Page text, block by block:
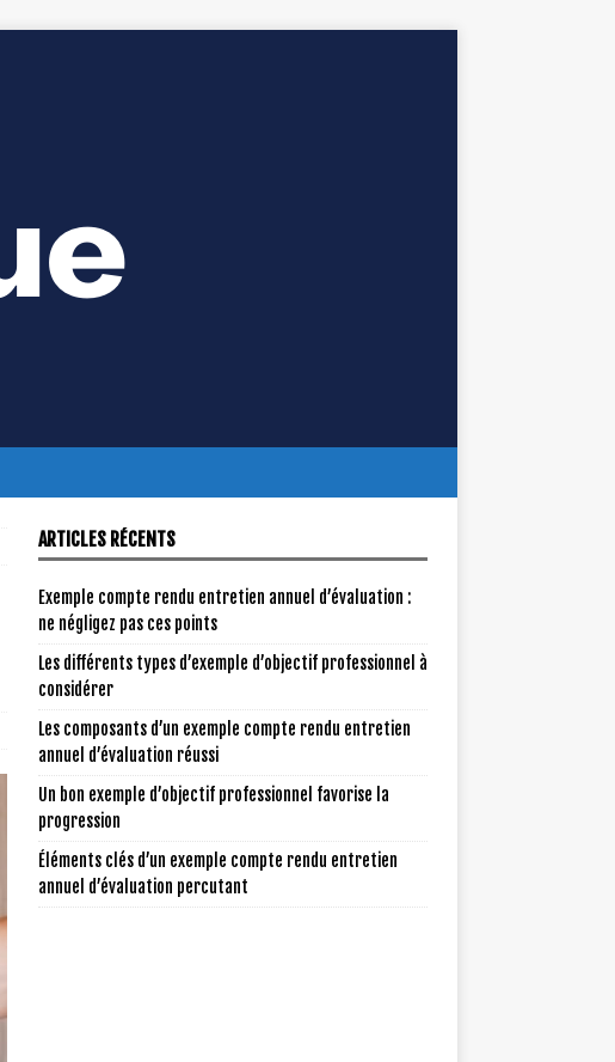
ARTICLES RÉCENTS
Exemple compte rendu entretien annuel d’évaluation :
ne négligez pas ces points
Les différents types d’exemple d’objectif professionnel à
considérer
Les composants d’un exemple compte rendu entretien
annuel d’évaluation réussi
Un bon exemple d’objectif professionnel favorise la
progression
Éléments clés d’un exemple compte rendu entretien
annuel d’évaluation percutant